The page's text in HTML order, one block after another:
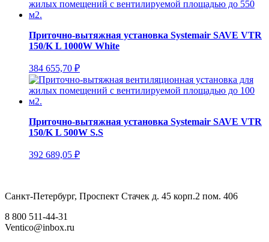
Приточно-вытяжная установка Systemair SAVE VTR
150/K L 1000W White
384 655,70 ₽
Приточно-вытяжная установка Systemair SAVE VTR
150/K L 500W S.S
392 689,05 ₽
Санкт-Петербург, Проспект Стачек д. 45 корп.2 пом. 406
8 800 511-44-31
Ventico@inbox.ru